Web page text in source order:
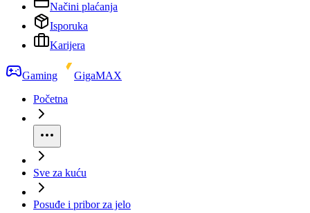
Načini plaćanja
Isporuka
Karijera
Gaming
GigaMAX
Početna
Sve za kuću
Posuđe i pribor za jelo